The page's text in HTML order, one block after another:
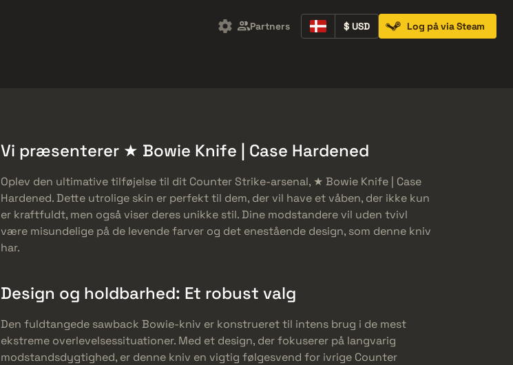
Partners $ USD Log på via Steam
Vi præsenterer ★ Bowie Knife | Case Hardened
Oplev den ultimative tilføjelse til dit Counter Strike-arsenal, ★ Bowie Knife | Case
Hardened. Dette utrolige skin er perfekt til dem, der vil have et våben, der ikke kun
er kraftfuldt, men også viser deres unikke stil. Dine modstandere vil uden tvivl
være misundelige på de levende farver og det enestående design, som denne kniv
har.
Design og holdbarhed: Et robust valg
Den fuldtangede sawback Bowie-kniv er konstrueret til intens brug i de mest
ekstreme overlevelsessituationer. Med et design, der fokuserer på langvarig
modstandsdygtighed, er denne kniv en vigtig følgesvend for ivrige Counter